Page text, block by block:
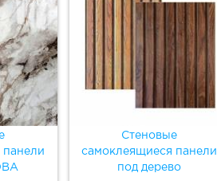
панели
Стеновые
самоклеящиеся панели
под дерево